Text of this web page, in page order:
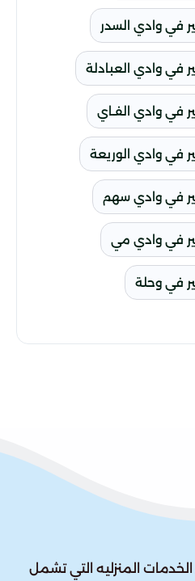
في وادي السدر
في وادي العبادلة
في وادي الفـاي
في وادي الوريعة
في وادي سهم
في وادي مي
في وحلة
المنزليه التي تشمل